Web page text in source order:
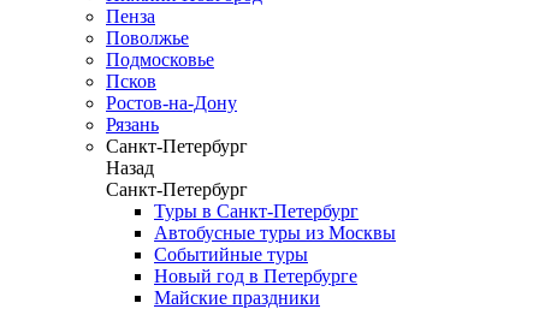
Пенза
Поволжье
Подмосковье
Псков
Ростов-на-Дону
Рязань
Санкт-Петербург
Назад
Санкт-Петербург
Туры в Санкт-Петербург
Автобусные туры из Москвы
Событийные туры
Новый год в Петербурге
Майские праздники